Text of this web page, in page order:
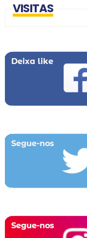
VISITAS